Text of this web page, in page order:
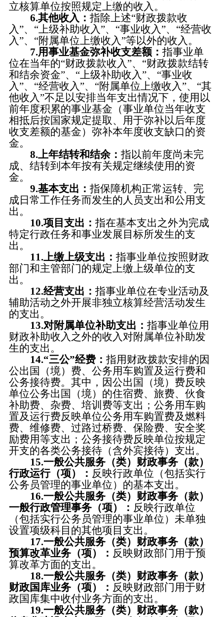
立核算单位按照规定上缴的收入。
6.其他收入： 指除上述“财政拨款收
入”、 “上级补助收入”、“事业收入”、“经营收
入”、“附属单位上缴收入”等以外的收入。
7.用事业基金弥补收支差额： 指事业单
位在当年的“财政拨款收入”、“财政拨款结转
和结余资金”、“上级补助收入”、“事业收
入”、“经营收入”、“附属单位上缴收入”、“其
他收入”不足以安排当年支出情况下，使用以
前年度积累的事业基金（事业单位当年收支
相抵后按国家规定提取、用于弥补以后年度
收支差额的基金）弥补本年度收支缺口的资
金。
8.上年结转和结余： 指以前年度尚未完
成、结转到本年按有关规定继续使用的资
金。
9.基本支出： 指保障机构正常运转、完
成日常工作任务而发生的人员支出和公用支
出。
10.项目支出： 指在基本支出之外为完成
特定行政任务和事业发展目标所发生的支
出。
11.上缴上级支出： 指事业单位按照财政
部门和主管部门的规定上缴上级单位的支
出。
12.经营支出： 指事业单位在专业活动及
辅助活动之外开展非独立核算经营活动发生
的支出。
13.对附属单位补助支出： 指事业单位用
财政补助收入之外的收入对附属单位补助发
生的支出。
14.“三公”经费： 指用财政拨款安排的因
公出国（境）费、公务用车购置及运行费和
公务接待费。其中，因公出国（境）费反映
单位公务出国（境）的住宿费、旅费、伙食
补助费、杂费、培训费等支出；公务用车购
置及运行费反映单位公务用车购置费及燃料
费、维修费、过路过桥费、保险费、安全奖
励费用等支出；公务接待费反映单位按规定
开支的各类公务接待（含外宾接待）支出。
15.一般公共服务（类）财政事务（款）
行政运行（项）： 反映行政单位（包括实行
公务员管理的事业单位）的基本支出。
16.一般公共服务（类）财政事务（款）
一般行政管理事务（项）： 反映行政单位
（包括实行公务员管理的事业单位）未单独
设置项级科目的其他项目支出。
17.一般公共服务（类）财政事务（款）
预算改革业务（项）： 反映财政部门用于预
算改革方面的支出。
18.一般公共服务（类）财政事务（款）
财政国库业务（项）： 反映财政部门用于财
政国库集中收付业务方面的支出。
19.一般公共服务（类）财政事务（款）